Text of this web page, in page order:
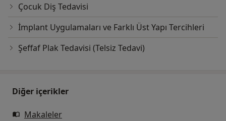
Çocuk Diş Tedavisi
İmplant Uygulamaları ve Farklı Üst Yapı Tercihleri
Şeffaf Plak Tedavisi (Telsiz Tedavi)
Diğer içerikler
Makaleler